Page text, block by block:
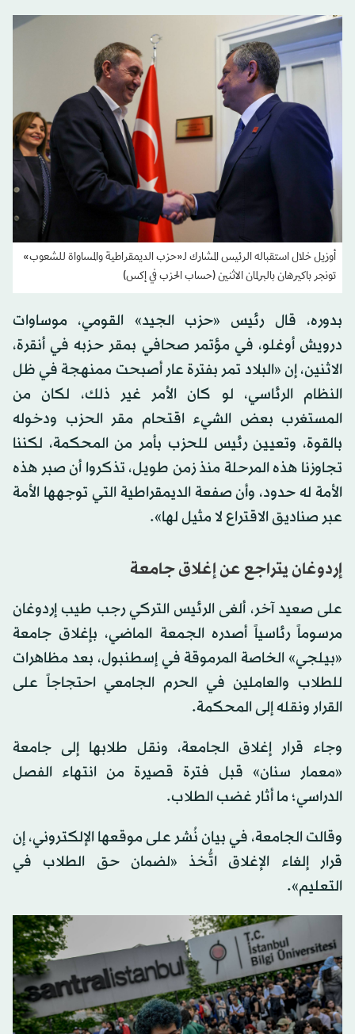
أوزيل خلال استقباله الرئيس المشارك لـ«حزب الديمقراطية والمساواة للشعوب»
تونجر باكيرهان بالبرلمان الاثنين (حساب الحزب في إكس)
بدوره، قال رئيس «حزب الجيد» القومي، موساوات
درويش أوغلو، في مؤتمر صحافي بمقر حزبه في أنقرة،
الاثنين، إن «البلاد تمر بفترة عار أصبحت ممنهجة في ظل
النظام الرئاسي، لو كان الأمر غير ذلك، لكان من
المستغرب بعض الشيء اقتحام مقر الحزب ودخوله
بالقوة، وتعيين رئيس للحزب بأمر من المحكمة، لكننا
تجاوزنا هذه المرحلة منذ زمن طويل، تذكروا أن صبر هذه
الأمة له حدود، وأن صفعة الديمقراطية التي توجهها الأمة
عبر صناديق الاقتراع لا مثيل لها».
إردوغان يتراجع عن إغلاق جامعة
على صعيد آخر، ألغى الرئيس التركي رجب طيب إردوغان
مرسوماً رئاسياً أصدره الجمعة الماضي، بإغلاق جامعة
«بيلجي» الخاصة المرموقة في إسطنبول، بعد مظاهرات
للطلاب والعاملين في الحرم الجامعي احتجاجاً على
القرار ونقله إلى المحكمة.
وجاء قرار إغلاق الجامعة، ونقل طلابها إلى جامعة
«معمار سنان» قبل فترة قصيرة من انتهاء الفصل
الدراسي؛ ما أثار غضب الطلاب.
وقالت الجامعة، في بيان نُشر على موقعها الإلكتروني، إن
قرار إلغاء الإغلاق اتُّخذ «لضمان حق الطلاب في
التعليم».